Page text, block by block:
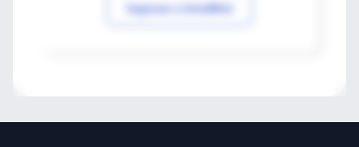
Ingresar a IntraMed